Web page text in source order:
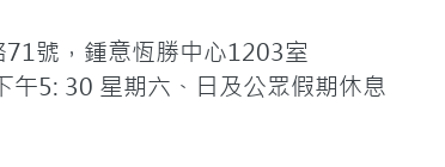
號，鍾意恆勝中心1203室
午5: 30 星期六、日及公眾假期休息